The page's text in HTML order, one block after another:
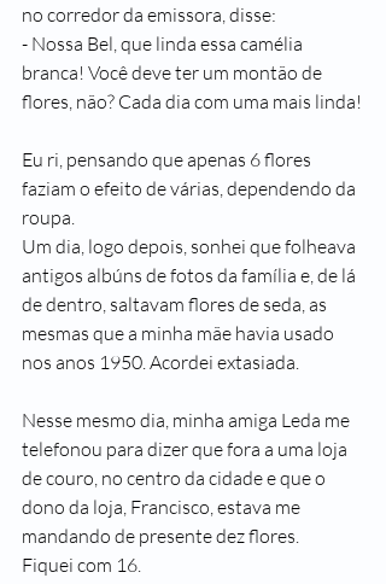
no corredor da emissora, disse:
- Nossa Bel, que linda essa camélia
branca! Você deve ter um montão de
flores, não? Cada dia com uma mais linda!
Eu ri, pensando que apenas 6 flores
faziam o efeito de várias, dependendo da
roupa.
Um dia, logo depois, sonhei que folheava
antigos albúns de fotos da família e, de lá
de dentro, saltavam flores de seda, as
mesmas que a minha mãe havia usado
nos anos 1950. Acordei extasiada.
Nesse mesmo dia, minha amiga Leda me
telefonou para dizer que fora a uma loja
de couro, no centro da cidade e que o
dono da loja, Francisco, estava me
mandando de presente dez flores.
Fiquei com 16.